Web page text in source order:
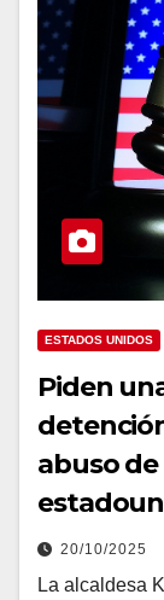
ESTADOS UNIDOS
Piden
abuso
20/10/2025
La alcaldesa